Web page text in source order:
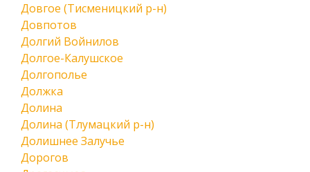
Довгое (Тисменицкий р-н)
Довпотов
Долгий Войнилов
Долгое-Калушское
Долгополье
Должка
Долина
Долина (Тлумацкий р-н)
Долишнее Залучье
Дорогов